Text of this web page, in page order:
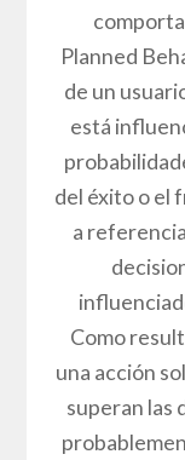
Planned
de un
está
del éxito o el
a
Como
una acción
superan las